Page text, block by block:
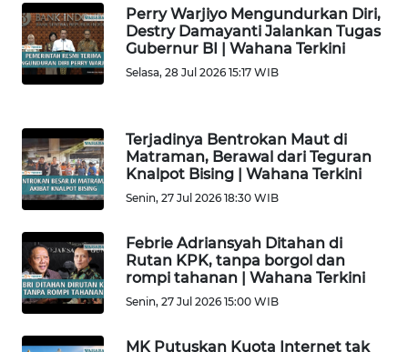
Perry Warjiyo Mengundurkan Diri,
Destry Damayanti Jalankan Tugas
Gubernur BI | Wahana Terkini
Selasa, 28 Jul 2026 15:17 WIB
Terjadinya Bentrokan Maut di
Matraman, Berawal dari Teguran
Knalpot Bising | Wahana Terkini
Senin, 27 Jul 2026 18:30 WIB
Febrie Adriansyah Ditahan di
Rutan KPK, tanpa borgol dan
rompi tahanan | Wahana Terkini
Senin, 27 Jul 2026 15:00 WIB
MK Putuskan Kuota Internet tak
WN
KALTENG
KALTARA
WN
KALSEL
WN
KALTIM
WN
SULSEL